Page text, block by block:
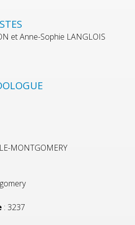
et Anne-Sophie LANGLOIS
MONTGOMERY
: 3237